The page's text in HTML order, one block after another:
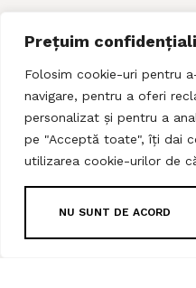
Prețuim
Folosim cookie-uri pentru
navigare, pentru a oferi
personalizat și pentru a
pe "Acceptă toate", îți dai
utilizarea cookie-urilor de
NU SUNT DE ACORD
Dacă te abonezi la
Condițiileși